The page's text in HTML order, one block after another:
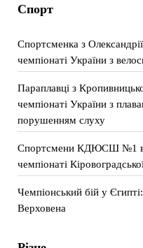
Спорт
Спортсменка з
чемпіонаті України з
Параплавці з
чемпіонаті України з
порушенням слуху
Спортсмени КДЮСШ №1
чемпіонаті
Чемпіонський бій у
Верховена